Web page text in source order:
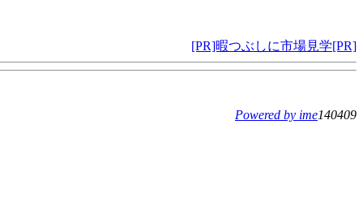
[PR]暇つぶしに市場見学[PR]
Powered by ime140409